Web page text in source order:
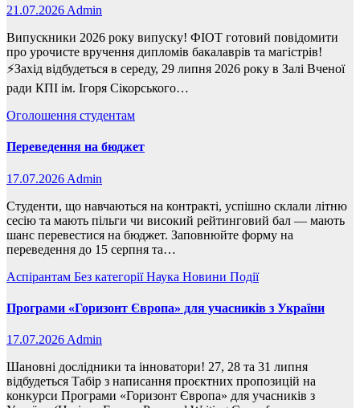
21.07.2026 Admin
Випускники 2026 року випуску! ФІОТ готовий повідомити
про урочисте вручення дипломів бакалаврів та магістрів!
⚡️Захід відбудеться в середу, 29 липня 2026 року в Залі Вченої
ради КПІ ім. Ігоря Сікорського…
Оголошення студентам
Переведення на бюджет
17.07.2026 Admin
Студенти, що навчаються на контракті, успішно склали літню
сесію та мають пільги чи високий рейтинговий бал — мають
шанс перевестися на бюджет. Заповнюйте форму на
переведення до 15 серпня та…
Аспірантам Без категоріїНаука Новини Події
Програми «Горизонт Європа» для учасників з України
17.07.2026 Admin
Шановні дослідники та інноватори! 27, 28 та 31 липня
відбудеться Табір з написання проєктних пропозицій на
конкурси Програми «Горизонт Європа» для учасників з